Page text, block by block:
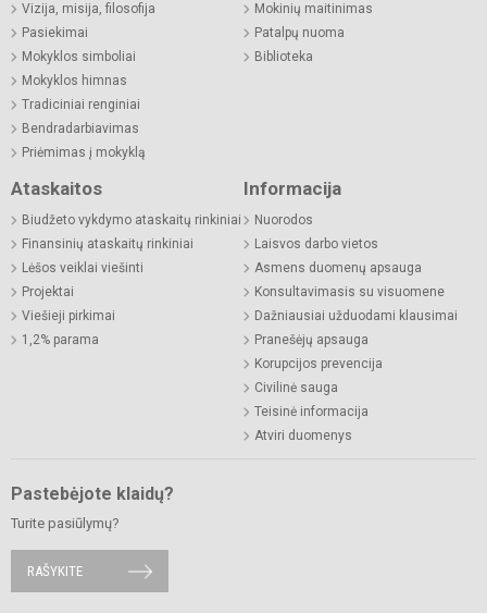
Vizija, misija, filosofija
Pasiekimai
Mokyklos simboliai
Mokyklos himnas
Tradiciniai renginiai
Bendradarbiavimas
Priėmimas į mokyklą
Mokinių maitinimas
Patalpų nuoma
Biblioteka
Ataskaitos
Biudžeto vykdymo ataskaitų rinkiniai
Finansinių ataskaitų rinkiniai
Lėšos veiklai viešinti
Projektai
Viešieji pirkimai
1,2% parama
Informacija
Nuorodos
Laisvos darbo vietos
Asmens duomenų apsauga
Konsultavimasis su visuomene
Dažniausiai užduodami klausimai
Pranešėjų apsauga
Korupcijos prevencija
Civilinė sauga
Teisinė informacija
Atviri duomenys
Pastebėjote klaidų?
Turite pasiūlymų?
RAŠYKITE